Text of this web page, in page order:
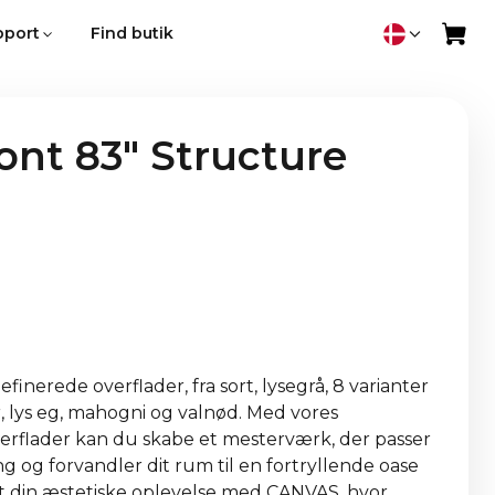
Find butik
83" Structure
overflader, fra sort, lysegrå, 8 varianter
eg, mahogni og valnød. Med vores
kan du skabe et mesterværk, der passer
og forvandler dit rum til en fortryllende oase